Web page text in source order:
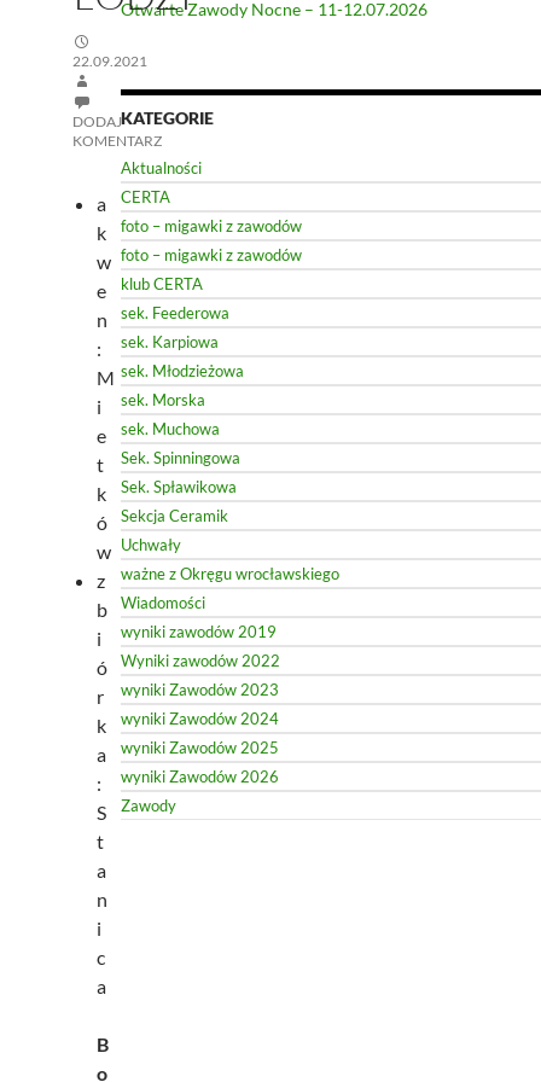
22.09.2021
DODAJ
KOMENTARZ
a
k
w
e
n
:
M
i
e
t
k
ó
w
z
b
i
ó
r
k
a
:
S
t
a
n
i
c
a
B
o
Otwarte Zawody Nocne – 11-12.07.2026
KATEGORIE
Aktualności
CERTA
foto – migawki z zawodów
foto – migawki z zawodów
klub CERTA
sek. Feederowa
sek. Karpiowa
sek. Młodzieżowa
sek. Morska
sek. Muchowa
Sek. Spinningowa
Sek. Spławikowa
Sekcja Ceramik
Uchwały
ważne z Okręgu wrocławskiego
Wiadomości
wyniki zawodów 2019
Wyniki zawodów 2022
wyniki Zawodów 2023
wyniki Zawodów 2024
wyniki Zawodów 2025
wyniki Zawodów 2026
Zawody